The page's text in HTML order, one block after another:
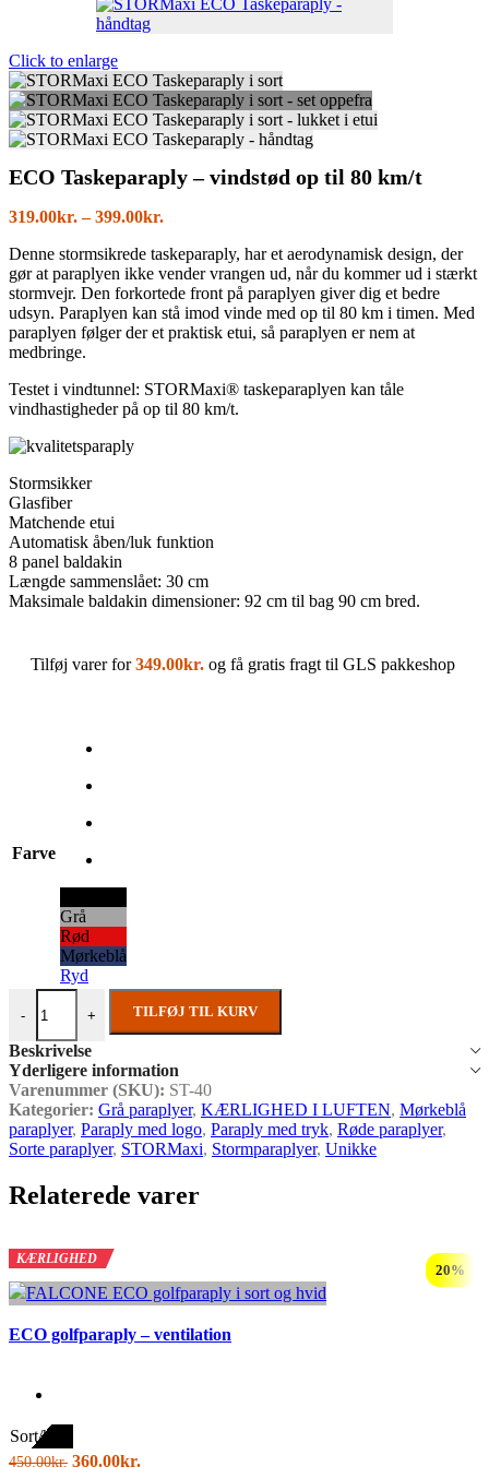
Click to enlarge
ECO Taskeparaply – vindstød op til 80 km/t
319.00kr. – 399.00kr.
til
399.00kr.
Denne stormsikrede taskeparaply, har et aerodynamisk design, der
gør at paraplyen ikke vender vrangen ud, når du kommer ud i stærkt
stormvejr. Den forkortede front på paraplyen giver dig et bedre
udsyn. Paraplyen kan stå imod vinde med op til 80 km i timen. Med
paraplyen følger der et praktisk etui, så paraplyen er nem at
medbringe.
Testet i vindtunnel: STORMaxi® taskeparaplyen kan tåle
vindhastigheder på op til 80 km/t.
Stormsikker
Glasfiber
Matchende etui
Automatisk åben/luk funktion
8 panel baldakin
Længde sammenslået: 30 cm
Maksimale baldakin dimensioner: 92 cm til bag 90 cm bred.
Tilføj varer for349.00kr. og få gratis fragt til GLS pakkeshop
Farve
Grå
Rød
Mørkeblå
Ryd
-
ECO Taskeparaply - vindstød op til 80 km/t antal
+ TILFØJ TIL KURV
Beskrivelse
Yderligere information
Varenummer (SKU): ST-40
Kategorier: Grå paraplyer, KÆRLIGHED I LUFTEN, Mørkeblå
paraplyer, Paraply med logo, Paraply med tryk, Røde paraplyer,
Sorte paraplyer, STORMaxi, Stormparaplyer, Unikke
Relaterede varer
KÆRLIGHED
20%
ECO golfparaply – ventilation
Sort/hvid
450.00kr. Den
360.00kr.